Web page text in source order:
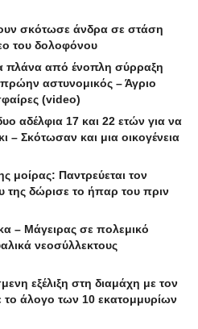
σκότωσε άνδρα σε στάση
του δολοφόνου
πλάνα από ένοπλη σύρραξη
αστυνομικός – Άγριο
(video)
αδέλφια 17 και 22 ετών για να
– Σκότωσαν και μια οικογένεια
μοίρας: Παντρεύεται τον
της δώρισε το ήπαρ του πριν
– Μάγειρας σε πολεμικό
νεοσύλλεκτους
εξέλιξη στη διαμάχη με τον
το άλογο των 10 εκατομμυρίων